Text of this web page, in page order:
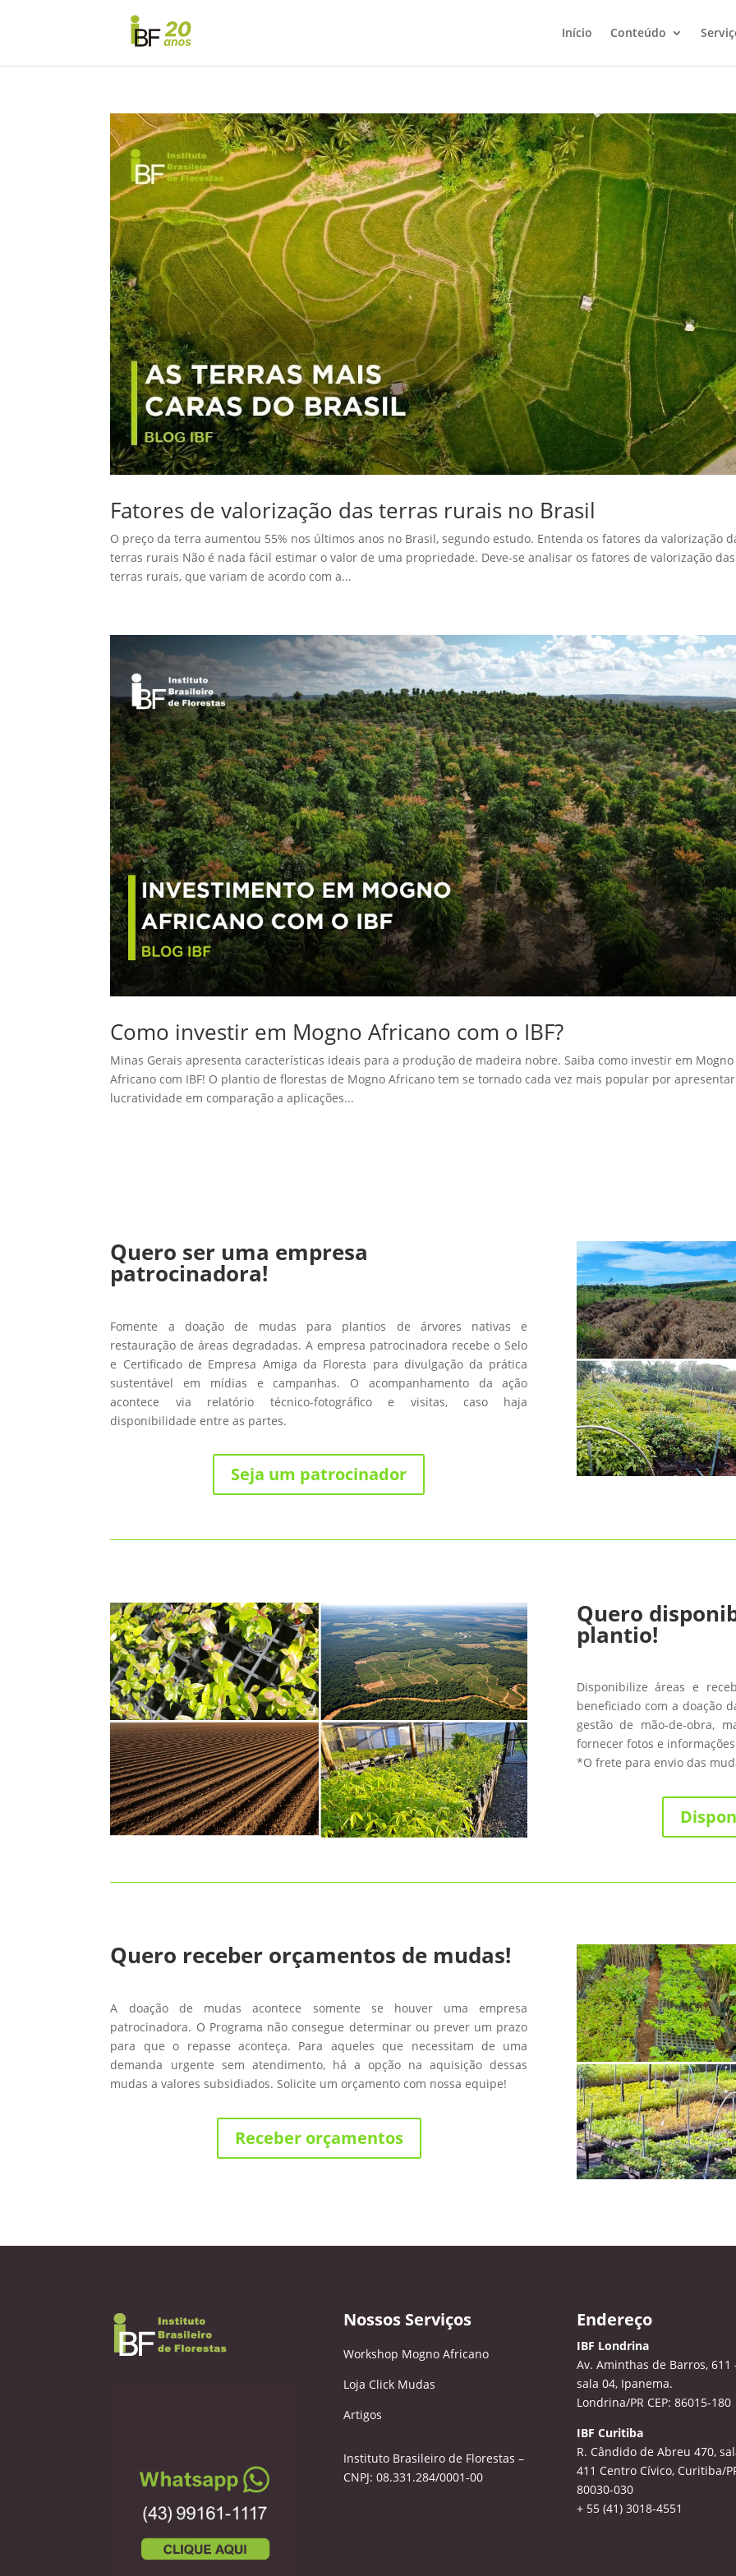
Início Conteúdo
Fatores de valorização das terras rurais no Brasil
O preço da terra aumentou 55% nos últimos anos no Brasil, segundo estudo. Entenda os fatores da valorização
terras rurais Não é nada fácil estimar o valor de uma propriedade. Deve-se analisar os fatores de valorização das
terras rurais, que variam de acordo com a...
Como investir em Mogno Africano com o IBF?
Minas Gerais apresenta características ideais para a produção de madeira nobre. Saiba como investir em Mogno
Africano com IBF! O plantio de florestas de Mogno Africano tem se tornado cada vez mais popular por
lucratividade em comparação a aplicações...
Quero ser uma empresa
patrocinadora!
Fomente a doação de mudas para plantios de árvores nativas e
restauração de áreas degradadas. A empresa patrocinadora recebe o Selo
e Certificado de Empresa Amiga da Floresta para divulgação da prática
sustentável em mídias e campanhas. O acompanhamento da ação
acontece via relatório técnico-fotográfico e visitas, caso haja
disponibilidade entre as partes.
Seja um patrocinador
Quero
plantio!
Disponibilize áreas e
beneficiado com a doação
gestão de mão-de-obra,
fornecer fotos e
*O frete para envio das
Quero receber orçamentos de mudas!
A doação de mudas acontece somente se houver uma empresa
patrocinadora. O Programa não consegue determinar ou prever um prazo
para que o repasse aconteça. Para aqueles que necessitam de uma
demanda urgente sem atendimento, há a opção na aquisição dessas
mudas a valores subsidiados. Solicite um orçamento com nossa equipe!
Receber orçamentos
Nossos Serviços
Workshop Mogno Africano
Loja Click Mudas
Artigos
Instituto Brasileiro de Florestas –
CNPJ: 08.331.284/0001-00
Endereço
IBF Londrina
Av. Aminthas de Barros, 611
sala 04, Ipanema.
Londrina/PR CEP: 86015-180
IBF Curitiba
R. Cândido de Abreu 470,
411 Centro Cívico, Curitiba/
80030-030
+ 55 (41) 3018-4551